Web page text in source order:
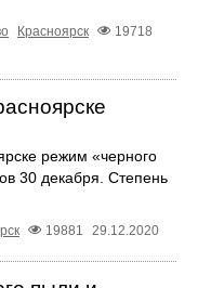
Красноярск
19718
режим «черного
30 декабря. Степень
19881 29.12.2020